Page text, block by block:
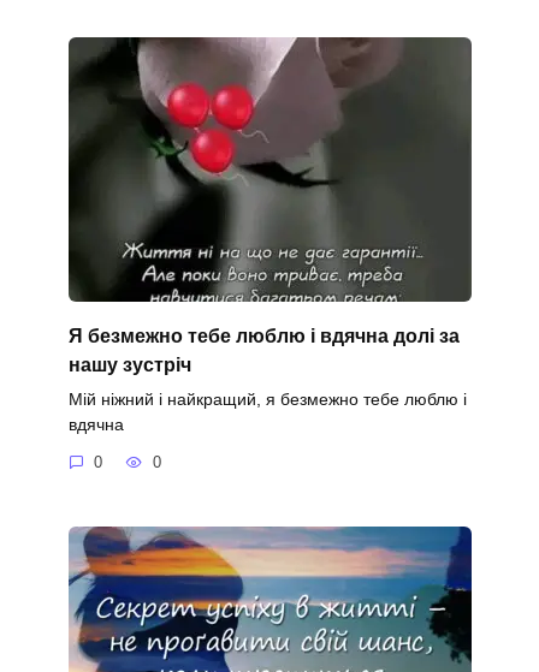
Я безмежно тебе люблю і вдячна долі за
нашу зустріч
Мій ніжний і найкращий, я безмежно тебе люблю і
вдячна
0 0